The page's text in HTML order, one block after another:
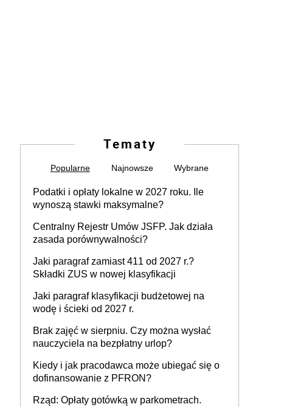
Tematy
Popularne Najnowsze Wybrane
Podatki i opłaty lokalne w 2027 roku. Ile
wynoszą stawki maksymalne?
Centralny Rejestr Umów JSFP. Jak działa
zasada porównywalności?
Jaki paragraf zamiast 411 od 2027 r.?
Składki ZUS w nowej klasyfikacji
Jaki paragraf klasyfikacji budżetowej na
wodę i ścieki od 2027 r.
Brak zajęć w sierpniu. Czy można wysłać
nauczyciela na bezpłatny urlop?
Kiedy i jak pracodawca może ubiegać się o
dofinansowanie z PFRON?
Rząd: Opłaty gotówką w parkometrach.